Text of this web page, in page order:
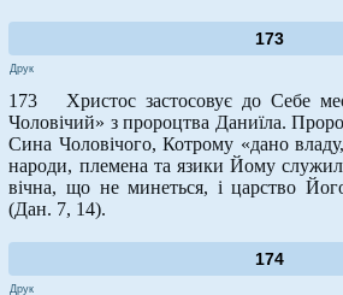
173
Друк
173 Христос застосовує до Себе
Чоловічий» з пророцтва Даниїла.
Сина Чоловічого, Котрому «дано
народи, племена та язики Йому
вічна, що не минеться, і царство
(Дан. 7, 14).
174
Друк